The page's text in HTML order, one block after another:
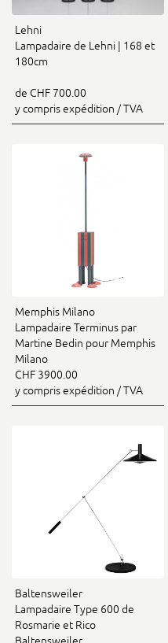
Lehni
Lampadaire de Lehni | 168 et
180cm
de CHF 700.00
y compris expédition / TVA
Memphis Milano
Lampadaire Terminus par
Martine Bedin pour Memphis
Milano
CHF 3900.00
y compris expédition / TVA
Baltensweiler
Lampadaire Type 600 de
Rosmarie et Rico